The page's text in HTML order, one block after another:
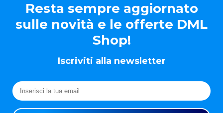
Resta sempre aggiornato
sulle novità e le offerte DML
Shop!
Iscriviti alla newsletter